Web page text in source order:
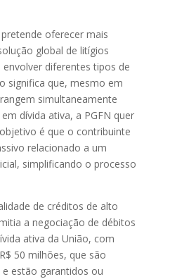
oferecer mais
global de litígios
diferentes tipos de
significa que, mesmo em
simultaneamente
dívida ativa, a PGFN quer
é que o contribuinte
relacionado a um
simplificando o processo
de créditos de alto
a negociação de débitos
ativa da União, com
50 milhões, que são
estão garantidos ou